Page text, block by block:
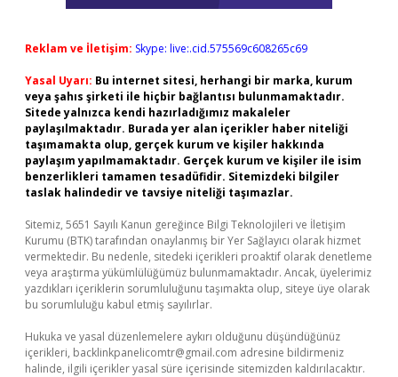
Reklam ve İletişim: Skype: live:.cid.575569c608265c69
Yasal Uyarı: Bu internet sitesi, herhangi bir marka, kurum
veya şahıs şirketi ile hiçbir bağlantısı bulunmamaktadır.
Sitede yalnızca kendi hazırladığımız makaleler
paylaşılmaktadır. Burada yer alan içerikler haber niteliği
taşımamakta olup, gerçek kurum ve kişiler hakkında
paylaşım yapılmamaktadır. Gerçek kurum ve kişiler ile isim
benzerlikleri tamamen tesadüfidir. Sitemizdeki bilgiler
taslak halindedir ve tavsiye niteliği taşımazlar.
Sitemiz, 5651 Sayılı Kanun gereğince Bilgi Teknolojileri ve İletişim
Kurumu (BTK) tarafından onaylanmış bir Yer Sağlayıcı olarak hizmet
vermektedir. Bu nedenle, sitedeki içerikleri proaktif olarak denetleme
veya araştırma yükümlülüğümüz bulunmamaktadır. Ancak, üyelerimiz
yazdıkları içeriklerin sorumluluğunu taşımakta olup, siteye üye olarak
bu sorumluluğu kabul etmiş sayılırlar.
Hukuka ve yasal düzenlemelere aykırı olduğunu düşündüğünüz
içerikleri, backlinkpanelicomtr@gmail.com adresine bildirmeniz
halinde, ilgili içerikler yasal süre içerisinde sitemizden kaldırılacaktır.